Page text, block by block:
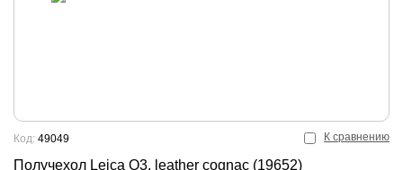
К сравнению
Получехол Leica Q3, leather cognac (19652)
Код: 49049